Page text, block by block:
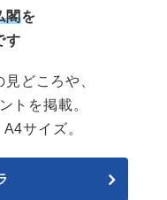
閣を
す
どころや、
トを掲載。
サイズ。